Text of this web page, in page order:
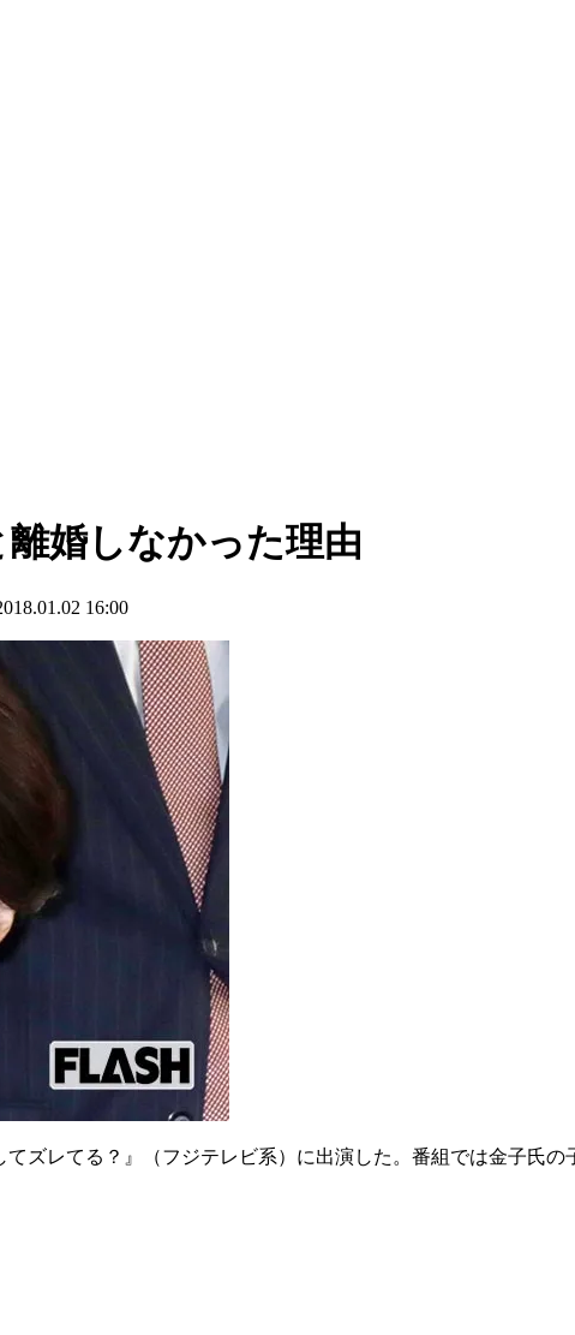
婚しなかった理由
16:00
ズレてる？』（フジテレビ系）に出演した。番組では金子氏